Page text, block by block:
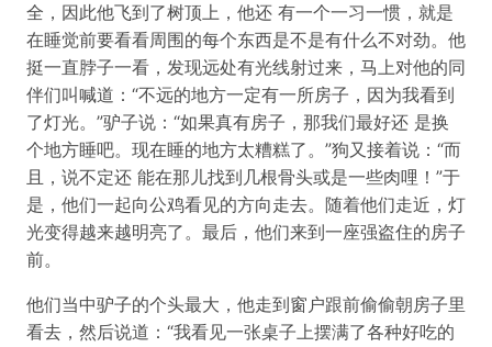
全，因此他飞到了树顶上，他还 有一个一习一惯，就是
在睡觉前要看看周围的每个东西是不是有什么不对劲。他
挺一直脖子一看，发现远处有光线射过来，马上对他的同
伴们叫喊道：“不远的地方一定有一所房子，因为我看到
了灯光。”驴子说：“如果真有房子，那我们最好还 是换
个地方睡吧。现在睡的地方太糟糕了。”狗又接着说：“而
且，说不定还 能在那儿找到几根骨头或是一些肉哩！”于
是，他们一起向公鸡看见的方向走去。随着他们走近，灯
光变得越来越明亮了。最后，他们来到一座强盗住的房子
前。
他们当中驴子的个头最大，他走到窗户跟前偷偷朝房子里
看去，然后说道：“我看见一张桌子上摆满了各种好吃的